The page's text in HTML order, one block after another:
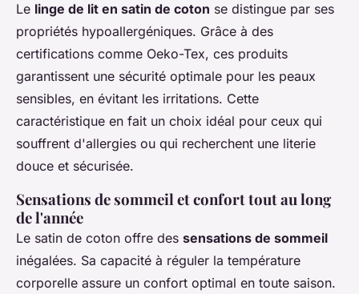
Le linge de lit en satin de coton se distingue par ses
propriétés hypoallergéniques. Grâce à des
certifications comme Oeko-Tex, ces produits
garantissent une sécurité optimale pour les peaux
sensibles, en évitant les irritations. Cette
caractéristique en fait un choix idéal pour ceux qui
souffrent d'allergies ou qui recherchent une literie
douce et sécurisée.
Sensations de sommeil et confort tout au long
de l'année
Le satin de coton offre des sensations de sommeil
inégalées. Sa capacité à réguler la température
corporelle assure un confort optimal en toute saison.